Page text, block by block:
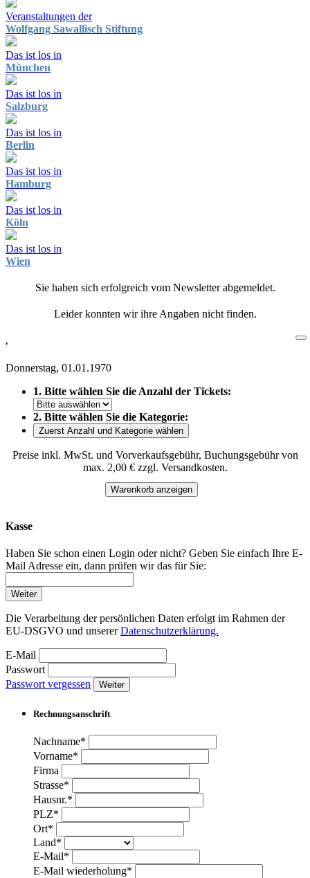
Veranstaltungen der
Wolfgang Sawallisch Stiftung
Das ist los in
München
Das ist los in
Salzburg
Das ist los in
Berlin
Das ist los in
Hamburg
Das ist los in
Köln
Das ist los in
Wien
Sie haben sich erfolgreich vom Newsletter abgemeldet.
Leider konnten wir ihre Angaben nicht finden.
,
Donnerstag, 01.01.1970
1. Bitte wählen Sie die Anzahl der Tickets:
2. Bitte wählen Sie die Kategorie:
Zuerst Anzahl und Kategorie wählen
Preise inkl. MwSt. und Vorverkaufsgebühr, Buchungsgebühr von
max. 2,00 € zzgl. Versandkosten.
Warenkorb anzeigen
Kasse
Haben Sie schon einen Login oder nicht? Geben Sie einfach Ihre E-
Mail Adresse ein, dann prüfen wir das für Sie:
Weiter
Die Verarbeitung der persönlichen Daten erfolgt im Rahmen der
EU-DSGVO und unsererDatenschutzerklärung.
E-Mail
Passwort
Passwort vergessen
Weiter
Rechnungsanschrift
Nachname*
Vorname*
Firma
Strasse*
Hausnr.*
PLZ*
Ort*
Land*
E-Mail*
E-Mail wiederholung*